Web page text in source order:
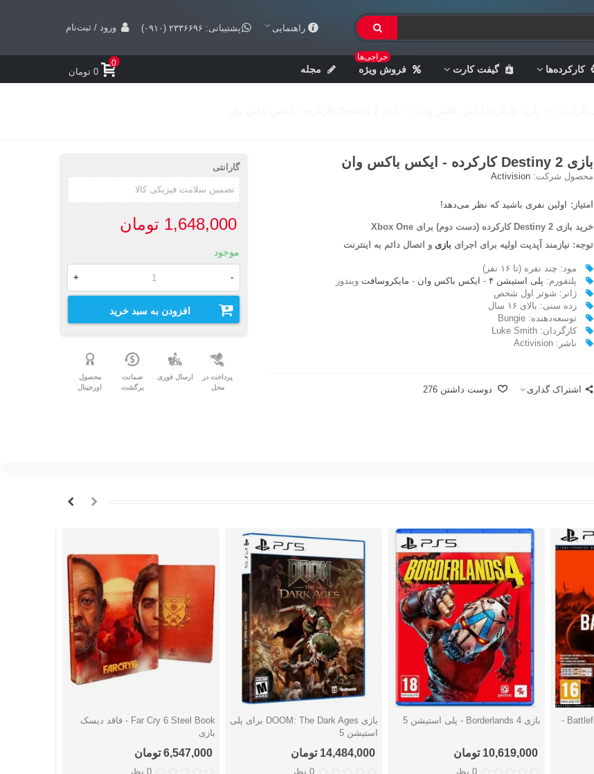
راهنمایی پشتیبانی: ۲۳۳۶۶۹۶ (۰۹۱۰) ورود / ثبت‌نام
کارکرده‌ها گیفت کارت فروش ویژه
حراجی‌ها
مجله
0
0 تومان
بازی Destiny 2 کارکرده - ایکس باکس وان
محصول شرکت: Activision
امتیاز: اولین نفری باشید که نظر می‌دهد!
خرید بازی Destiny 2 کارکرده (دست دوم) برای Xbox One
توجه: نیازمند آپدیت اولیه برای اجرای بازی و اتصال دائم به اینترنت
مود: چند نفره (تا ۱۶ نفر)
پلتفورم: پلی استیشن ۴ - ایکس باکس وان - مایکروسافتویندوز
ژانر: شوتر اول شخص
رده سنی: بالای ۱۶ سال
توسعه‌دهنده: Bungie
کارگردان: Luke Smith
ناشر:‌ Activision
اشتراک گذاری دوست داشتن 276
گارانتی
1,648,000 تومان
موجود
-
+
افزودن به سبد خرید
پرداخت در
محل
ارسال فوری
ضمانت
برگشت
محصول
اورجینال
بازی Battlefield 6 Phantom Edition -
دوست داشتن بازی Borderlands 4 - پلی استیشن 5
10,619,000 تومان
0 نظر
دوست داشتن
بازی DOOM: The Dark Ages برای پلی
استیشن 5
14,484,000 تومان
0 نظر
دوست داشتن Far Cry 6 Steel Book - فاقد دیسک
بازی
6,547,000 تومان
0 نظر